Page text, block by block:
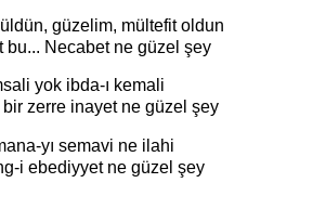
güzelim, mültefit oldun
bu... Necabet ne güzel şey
yok ibda-ı kemali
zerre inayet ne güzel şey
yı semavi ne ilahi
i ebediyyet ne güzel şey